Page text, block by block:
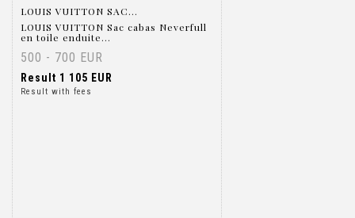
LOUIS VUITTON SAC...
LOUIS VUITTON Sac cabas Neverfull
en toile enduite...
500 - 700 EUR
Result 1 105 EUR
Result with fees